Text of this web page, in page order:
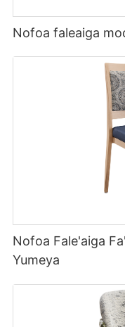
Nofoa faleaiga
Nofoa Fale'aiga
Yumeya